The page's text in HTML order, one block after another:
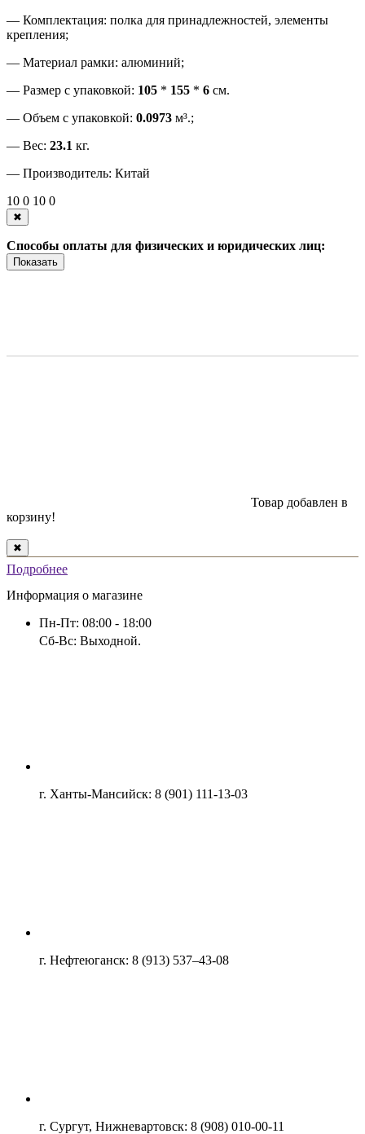
— Комплектация: полка для принадлежностей, элементы
крепления;
— Материал рамки: алюминий;
— Размер c упаковкой: 105 * 155 * 6 см.
— Объем с упаковкой: 0.0973 м³.;
— Вес: 23.1 кг.
— Производитель: Китай
10 0 10 0
✖
Способы оплаты для физических и юридических лиц:
Показать
Товар добавлен в
корзину!
✖
Подробнее
Информация о магазине
Пн-Пт: 08:00 - 18:00
Сб-Вс: Выходной.
г. Ханты-Мансийск: 8 (901) 111-13-03
г. Нефтеюганск: 8 (913) 537–43-08
г. Сургут, Нижневартовск: 8 (908) 010-00-11